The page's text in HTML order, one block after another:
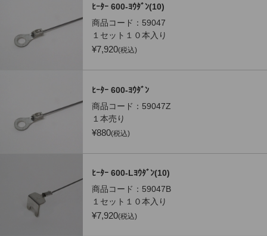
ﾋｰﾀｰ 600-ﾖｳﾀﾞﾝ(10)
商品コード： 59047
１セット１０本入り
¥7,920(税込)
ﾋｰﾀｰ 600-ﾖｳﾀﾞﾝ
商品コード： 59047Z
１本売り
¥880(税込)
ﾋｰﾀｰ 600-Lﾖｳﾀﾞﾝ(10)
商品コード： 59047B
１セット１０本入り
¥7,920(税込)